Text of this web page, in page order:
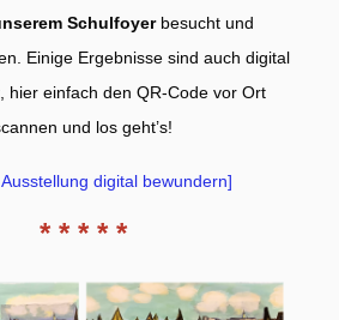
Schulfoyer besucht und
Einige Ergebnisse sind auch digital
hier einfach den QR-Code vor Ort
und los geht’s!
digital bewundern]
* * * * *